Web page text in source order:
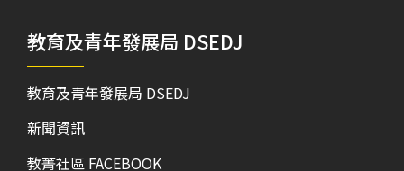
教育及青年發展局 DSEDJ
教育及青年發展局 DSEDJ
新聞資訊
教菁社區 FACEBOOK